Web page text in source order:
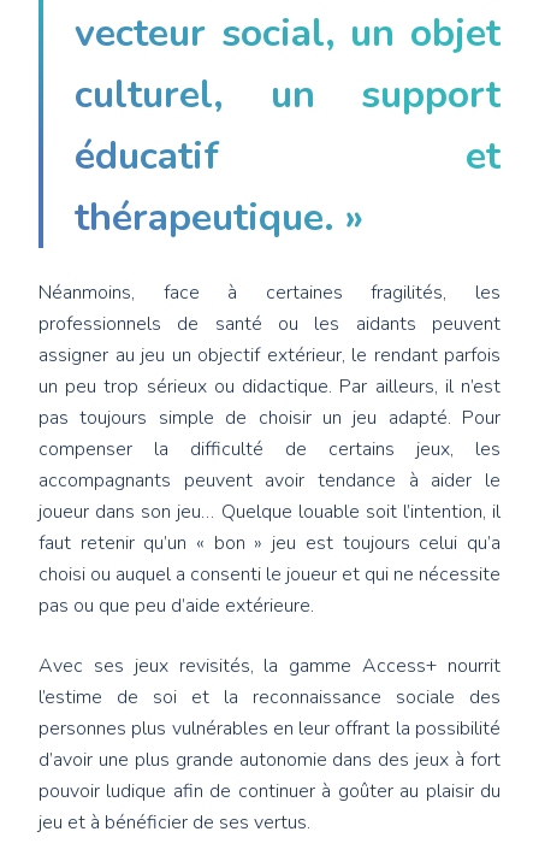
vecteur social, un objet
culturel, un support
éducatif et
thérapeutique. »
Néanmoins, face à certaines fragilités, les
professionnels de santé ou les aidants peuvent
assigner au jeu un objectif extérieur, le rendant parfois
un peu trop sérieux ou didactique. Par ailleurs, il n’est
pas toujours simple de choisir un jeu adapté. Pour
compenser la difficulté de certains jeux, les
accompagnants peuvent avoir tendance à aider le
joueur dans son jeu… Quelque louable soit l’intention, il
faut retenir qu’un « bon » jeu est toujours celui qu’a
choisi ou auquel a consenti le joueur et qui ne nécessite
pas ou que peu d’aide extérieure.
Avec ses jeux revisités, la gamme Access+ nourrit
l’estime de soi et la reconnaissance sociale des
personnes plus vulnérables en leur offrant la possibilité
d’avoir une plus grande autonomie dans des jeux à fort
pouvoir ludique afin de continuer à goûter au plaisir du
jeu et à bénéficier de ses vertus.